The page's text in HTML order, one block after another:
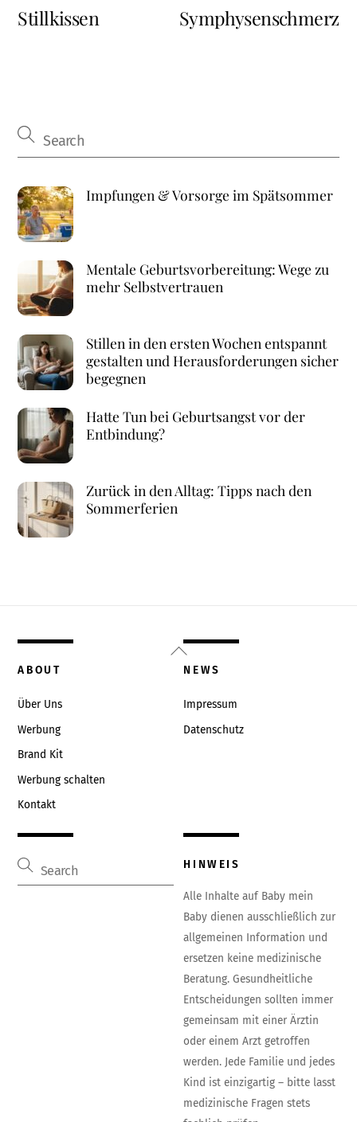
Stillkissen Symphysenschmerz
Impfungen & Vorsorge im Spätsommer
Mentale Geburtsvorbereitung: Wege zu
mehr Selbstvertrauen
Stillen in den ersten Wochen entspannt
gestalten und Herausforderungen sicher
begegnen
Hatte Tun bei Geburtsangst vor der
Entbindung?
Zurück in den Alltag: Tipps nach den
Sommerferien
Back
To
ABOUT
Über Uns
Werbung
Brand Kit
Werbung schalten
Kontakt
NEWS
Impressum
Datenschutz
HINWEIS
Alle Inhalte auf Baby mein
Baby dienen ausschließlich zur
allgemeinen Information und
ersetzen keine medizinische
Beratung. Gesundheitliche
Entscheidungen sollten immer
gemeinsam mit einer Ärztin
oder einem Arzt getroffen
werden. Jede Familie und jedes
Kind ist einzigartig – bitte lasst
medizinische Fragen stets